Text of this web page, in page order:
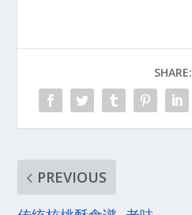
SHARE:
PREVIOUS